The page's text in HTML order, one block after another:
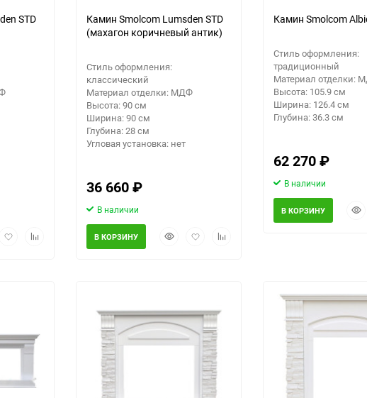
STD
ДобавитьДобавить
Камин Smolcom Lumsden STD
(махагон коричневый антик)
Стиль оформления:
классический
Материал отделки: МДФ
Высота: 90 см
Ширина: 90 см
Глубина: 28 см
Угловая установка: нет
36 660₽
В наличии
БыстрыйДобавитьДобавить
В КОРЗИНУ
Камин Smolcom
Стиль оформления:
традиционный
Материал отделки:
Высота: 105.9 см
Ширина: 126.4 см
Глубина: 36.3 см
62 270₽
В наличии
В КОРЗИНУ